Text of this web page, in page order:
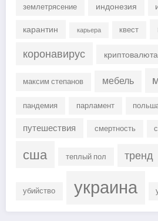
землетрясение индонезия
карантин
карьера квест
коронавирус криптовалюта
максим степанов мебель
пандемия парламент
путешествия смертность
сша теплый пол тренд
убийство украина